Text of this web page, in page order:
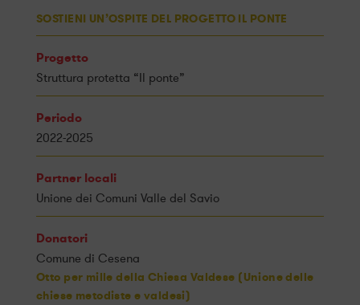
SOSTIENI UN’OSPITE DEL PROGETTO IL PONTE
Progetto
Struttura protetta “Il ponte”
Periodo
2022-2025
Partner locali
Unione dei Comuni Valle del Savio
Donatori
Comune di Cesena
Otto per mille della Chiesa Valdese (Unione delle
chiese metodiste e valdesi)